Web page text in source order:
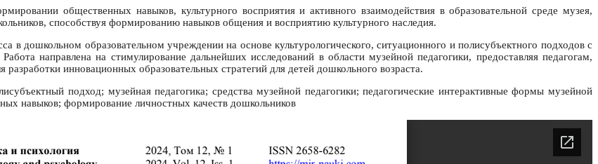
общественных навыков, культурного восприятия и активного взаимодействия в образовательной среде музея,
способствуя формированию навыков общения и восприятию культурного наследия.
в дошкольном образовательном учреждении на основе культурологического, ситуационного и полисубъектного подходов с
направлена на стимулирование дальнейших исследований в области музейной педагогики, предоставляя педагогам,
инновационных образовательных стратегий для детей дошкольного возраста.
подход; музейная педагогика; средства музейной педагогики; педагогические интерактивные формы музейной
навыков; формирование личностных качеств дошкольников